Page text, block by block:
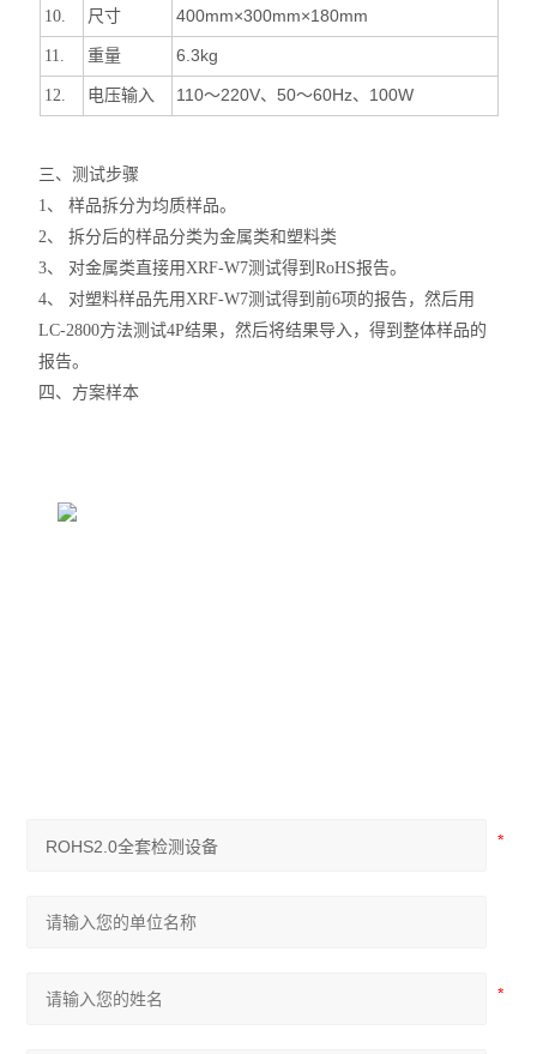
10. 尺寸 400mm×300mm×180mm
11. 重量 6.3kg
12. 电压输入 110～220V、50～60Hz、100W
三、测试步骤
1、 样品拆分为均质样品。
2、 拆分后的样品分类为金属类和塑料类
3、 对金属类直接用XRF-W7测试得到RoHS报告。
4、 对塑料样品先用XRF-W7测试得到前6项的报告，然后用
LC-2800方法测试4P结果，然后将结果导入，得到整体样品的
报告。
四、方案样本